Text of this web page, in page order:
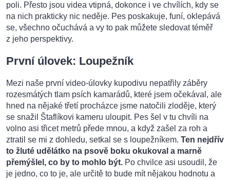
poli. Přesto jsou videa vtipná, dokonce i ve chvílích, kdy se
na nich prakticky nic neděje. Pes poskakuje, funí, oklepává
se, všechno očuchává a vy to pak můžete sledovat téměř
z jeho perspektivy.
První úlovek: Loupežník
Mezi naše první video-úlovky kupodivu nepatřily záběry
rozesmátých tlam psích kamarádů, které jsem očekával, ale
hned na nějaké třetí procházce jsme natočili zloděje, který
se snažil Štaflíkovi kameru uloupit. Pes šel v tu chvíli na
volno asi třicet metrů přede mnou, a když zašel za roh a
ztratil se mi z dohledu, setkal se s loupežníkem. Ten nejdřív
to žluté udělátko na psově boku okukoval a marně
přemýšlel, co by to mohlo být. Po chvilce asi usoudil, že
je jedno, co to je, ale určitě to bude mít nějakou hodnotu a